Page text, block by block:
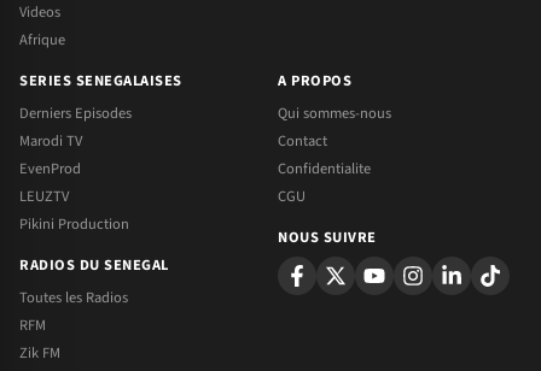
Videos
Afrique
SERIES SENEGALAISES
Derniers Episodes
Marodi TV
EvenProd
LEUZTV
Pikini Production
RADIOS DU SENEGAL
Toutes les Radios
RFM
Zik FM
A PROPOS
Qui sommes-nous
Contact
Confidentialite
CGU
NOUS SUIVRE